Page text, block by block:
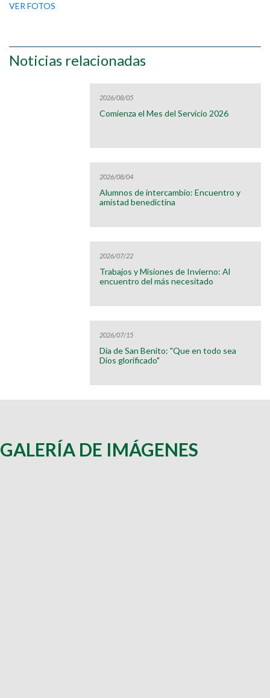
VER FOTOS
Noticias relacionadas
2026/08/05
Comienza el Mes del Servicio 2026
2026/08/04
Alumnos de intercambio: Encuentro y
amistad benedictina
2026/07/22
Trabajos y Misiones de Invierno: Al
encuentro del más necesitado
2026/07/15
Día de San Benito: "Que en todo sea
Dios glorificado"
GALERÍA DE IMÁGENES